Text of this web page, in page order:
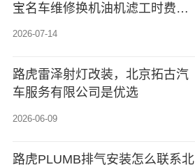
宝名车维修换机油机滤工时费明
2026-07-14
路虎雷泽射灯改装，北京拓古汽
车服务有限公司是优选
2026-06-09
路虎PLUMB排气安装怎么联系北